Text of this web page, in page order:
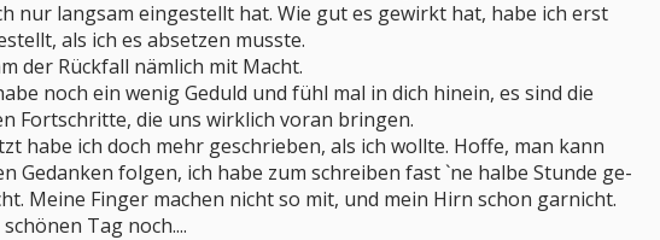
nur langsam eingestellt hat. Wie gut es gewirkt hat, habe ich erst
als ich es absetzen musste.
der Rückfall nämlich mit Macht.
noch ein wenig Geduld und fühl mal in dich hinein, es sind die
Fortschritte, die uns wirklich voran bringen.
habe ich doch mehr geschrieben, als ich wollte. Hoffe, man kann
Gedanken folgen, ich habe zum schreiben fast `ne halbe Stunde ge-
Meine Finger machen nicht so mit, und mein Hirn schon garnicht.
Tag noch....